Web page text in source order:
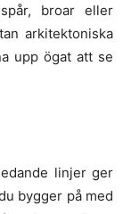
broar eller
arkitektoniska
upp ögat att se
linjer ger
bygger på med